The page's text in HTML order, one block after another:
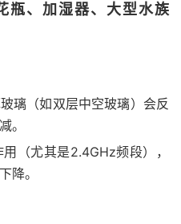
瓶、加湿器、大型水族
璃（如双层中空玻璃）会反
。
（尤其是2.4GHz频段），
降。